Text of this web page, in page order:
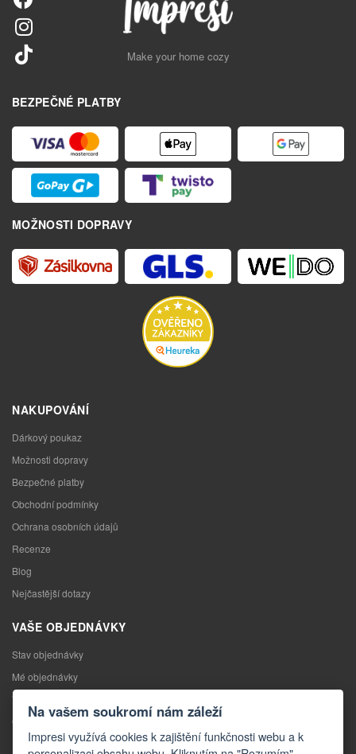
Make your home cozy
BEZPEČNÉ PLATBY
MOŽNOSTI DOPRAVY
NAKUPOVÁNÍ
Dárkový poukaz
Možnosti dopravy
Bezpečné platby
Obchodní podmínky
Ochrana osobních údajů
Recenze
Blog
Nejčastější dotazy
VAŠE OBJEDNÁVKY
Stav objednávky
Mé objednávky
Výměna zboží
Odstoupení od kupní smlouvy
Reklamace
Na vašem soukromí nám záleží
Impresi využívá cookies k zajištění funkčnosti webu a k